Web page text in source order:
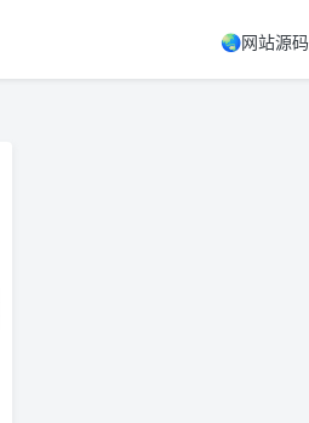
🌏网站源码